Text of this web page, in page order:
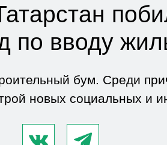
по вводу
бум. Среди
новых социальных и